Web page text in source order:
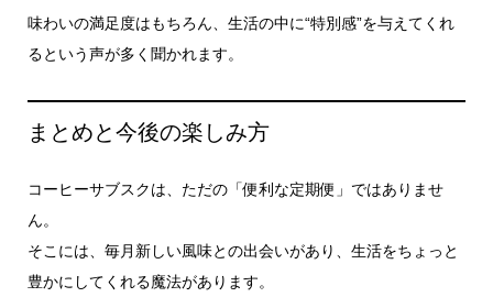
味わいの満足度はもちろん、生活の中に“特別感”を与えてくれ
るという声が多く聞かれます。
まとめと今後の楽しみ方
コーヒーサブスクは、ただの「便利な定期便」ではありませ
ん。
そこには、毎月新しい風味との出会いがあり、生活をちょっと
豊かにしてくれる魔法があります。